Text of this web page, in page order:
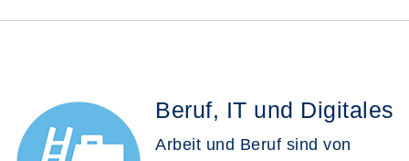
Beruf, IT und Digitales
Arbeit und Beruf sind von